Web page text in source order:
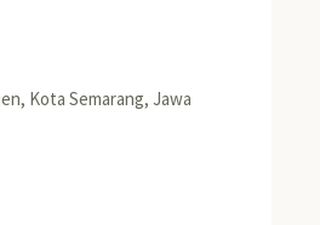
Kota Semarang, Jawa